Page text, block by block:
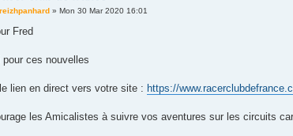
» Mon 30 Mar 2020 16:01
Fred
pour ces nouvelles
lien en direct vers votre site : https://
les Amicalistes à suivre vos aventures sur les circuits